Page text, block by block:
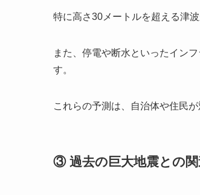
特に高さ30メートルを超える津
また、停電や断水といったイン
す。
これらの予測は、自治体や住民
③ 過去の巨大地震との関